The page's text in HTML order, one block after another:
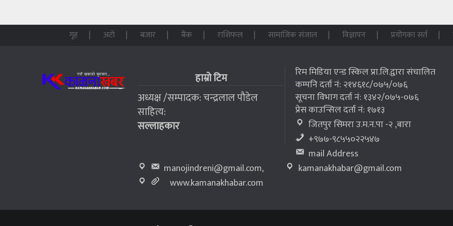
गृह अटो बजार बैंक राशिफल सामाजिक संजाल विज्ञापन प्रयोगका सर्त
हाम्रो टिम
अध्यक्ष /सम्पादक: चन्द्रलाल पौडेल
साहित्य:
सल्लाहकार
रिम मिडिया एन्ड स्किल प्रा.लि.द्वारा संचालित
कम्पनि दर्ता नं: २१४६१८/०७५/०७६
सूचना विभाग दर्ता नं: १३४२/०७५-०७६
प्रेस काउन्सिल दर्ता नं: १७१३
जितपुर सिमरा उ.म.न.पा -२ ,बारा
+९७७-९८५५०२२५४७
mail Address
manojindreni@gmail.com,
kamanakhabar@gmail.com
www.kamanakhabar.com